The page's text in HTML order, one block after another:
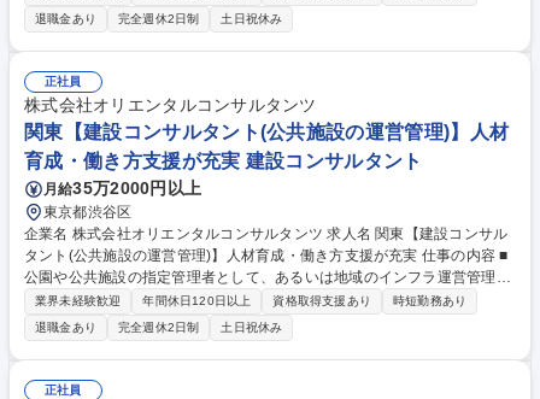
営、維持管理等、幅広く提供する程の評価を獲得 ・交通計画、橋梁、地下
構造、景観、環境、防災の各グループが協働し多角的な視点から、すべて
の利用者にとって『安心』『安全』『快適』な道路空間の提供をサポート
していきます。 《設計事例》 知多半島道路半田中央JCT詳細設計/大橋JC
T/RAB予備設計、詳細設計/東海環状道路岐阜地区PA詳細設計業務/スマー
トIC検討、設計など 募集職種 九州【建設コンサルタント(道路)】人材育
成・働き方支援制度が充実
退職金あり
完全週休2日制 土日祝休み
正社員
株式会社オリエンタルコンサルタンツ
関東【建設コンサルタント(公共施設の運営管理)】人材
育成・働き方支援が充実 建設コンサルタント
月給35万2000円以上
東京都渋谷区
企業名 株式会社オリエンタルコンサルタンツ 求人名 関東【建設コンサル
タント(公共施設の運営管理)】人材育成・働き方支援が充実 仕事の内容 ■
公園や公共施設の指定管理者として、あるいは地域のインフラ運営管理者
として、自ら投資し収益を生み出すビジネスを推進しています。様々なイ
ンフラの運営管理、PPP/PFI導入可能性検討なども行っています。 コンサ
ルタントとして、社会インフラに関するPPP／PFI事業への導入可能性検
討、アドバイザリー業務、公共施設の運営管理（指定管理者、包括管理
等）のほか、事業推進PPPなどを行います。また、自らが事業者として行
業界未経験歓迎 年間休日120日以上 資格取得支援あり
時短勤務あり
退職金あり
完全週休2日制 土日祝休み
正社員